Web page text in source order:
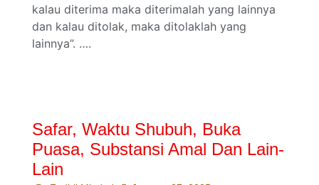
kalau diterima maka diterimalah yang lainnya
dan kalau ditolak, maka ditolaklah yang
lainnya”. ….
Safar, Waktu Shubuh, Buka
Puasa, Substansi Amal Dan Lain-
Lain